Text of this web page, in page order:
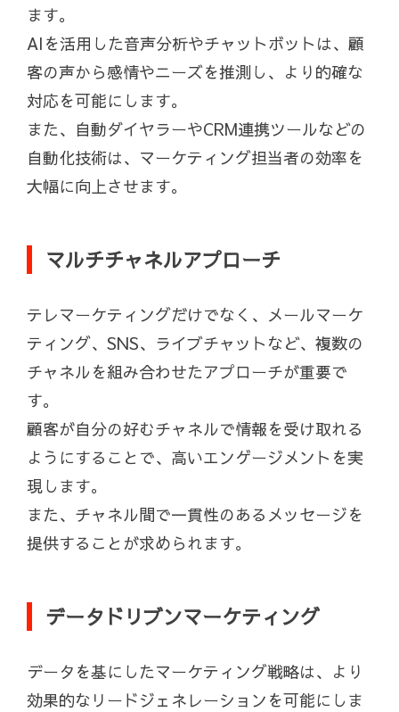
ます。
AIを活用した音声分析やチャットボットは、顧
客の声から感情やニーズを推測し、より的確な
対応を可能にします。
また、自動ダイヤラーやCRM連携ツールなどの
自動化技術は、マーケティング担当者の効率を
大幅に向上させます。
マルチチャネルアプローチ
テレマーケティングだけでなく、メールマーケ
ティング、SNS、ライブチャットなど、複数の
チャネルを組み合わせたアプローチが重要で
す。
顧客が自分の好むチャネルで情報を受け取れる
ようにすることで、高いエンゲージメントを実
現します。
また、チャネル間で一貫性のあるメッセージを
提供することが求められます。
データドリブンマーケティング
データを基にしたマーケティング戦略は、より
効果的なリードジェネレーションを可能にしま